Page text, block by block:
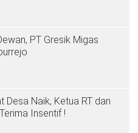
PT Gresik Migas
Desa Naik, Ketua RT dan
Insentif !